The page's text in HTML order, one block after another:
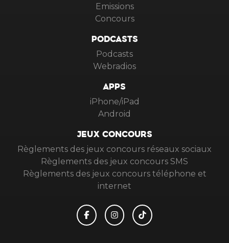
Emissions
Concours
PODCASTS
Podcasts
Webradios
APPS
iPhone/iPad
Android
JEUX CONCOURS
Règlements des jeux concours réseaux sociaux
Règlements des jeux concours SMS
Règlements des jeux concours téléphone et
internet